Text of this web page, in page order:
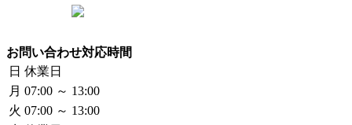
お問い合わせ対応時間
日 休業日
月 07:00 ～ 13:00
火 07:00 ～ 13:00